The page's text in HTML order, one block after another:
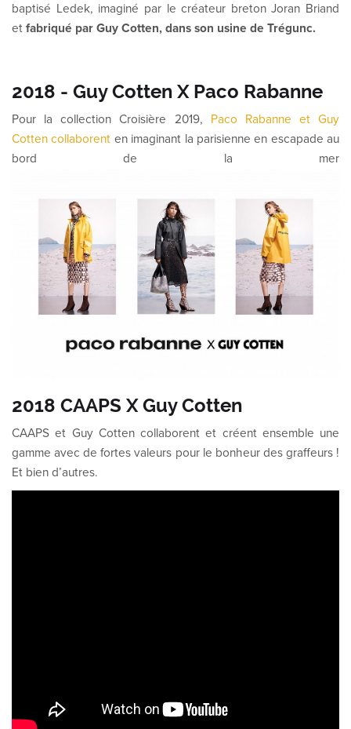
baptisé Ledek, imaginé par le créateur breton Joran Briand
et fabriqué par Guy Cotten, dans son usine de Trégunc.
2018 - Guy Cotten X Paco Rabanne
Pour la collection Croisière 2019, Paco Rabanne et Guy
Cotten collaborent en imaginant la parisienne en escapade au
bord de la mer
2018 CAAPS X Guy Cotten
CAAPS et Guy Cotten collaborent et créent ensemble une
gamme avec de fortes valeurs pour le bonheur des graffeurs !
Et bien d’autres.